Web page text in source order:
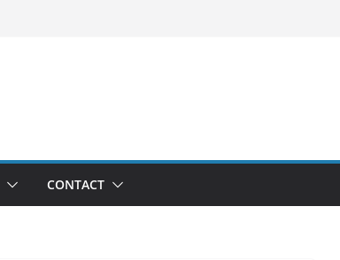
CONTACT